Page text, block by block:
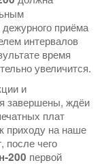
приёма
интервалов
время
увеличится.
и
завершены, ждёи
плат
приходу на наше
после чего
200 первой